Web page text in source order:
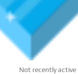
Not recently active